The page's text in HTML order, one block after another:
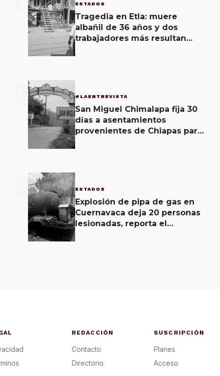
ESTADOS
Tragedia en Etla: muere
albañil de 36 años y dos
trabajadores más resultan
2 #LAENTREVISTA
San Miguel Chimalapa fija 30
días a asentamientos
provenientes de Chiapas para
3 ESTADOS
Explosión de pipa de gas en
Cuernavaca deja 20 personas
lesionadas, reporta el
REDACCIÓN
Contacto
Directorio
SUSCRIPCIÓN
Planes
Acceso